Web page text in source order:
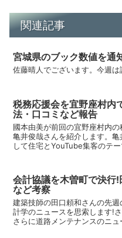
関連記事
宮城県のブック数値を通
佐藤晴人でございます。今週は
税務応援会を宜野座村内
法・口コミなど報告
國本由美が前回の宜野座村内
亀井俊哉さんを紹介します。
して住宅とYouTube集客のテー
会計協議を木曽町で決行
など考察
建築技師の田口頼和さんの先
計学のニュースを思索します!
さらに道路メンテナンスのニュ